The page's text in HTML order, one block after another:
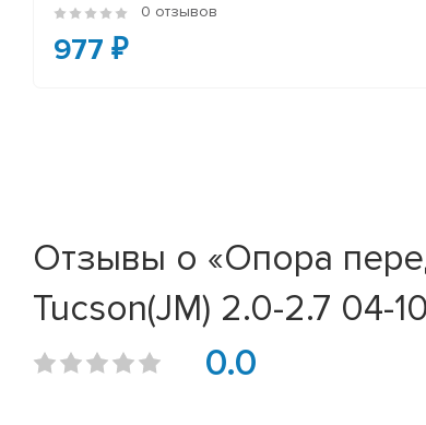
0 отзывов
977 ₽
Отзывы о «Опора
Tucson(JM) 2.0-2.7 04-
0.0